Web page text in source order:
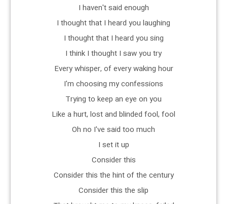
I haven't said enough
I thought that I heard you laughing
I thought that I heard you sing
I think I thought I saw you try
Every whisper, of every waking hour
I'm choosing my confessions
Trying to keep an eye on you
Like a hurt, lost and blinded fool, fool
Oh no I've said too much
I set it up
Consider this
Consider this the hint of the century
Consider this the slip